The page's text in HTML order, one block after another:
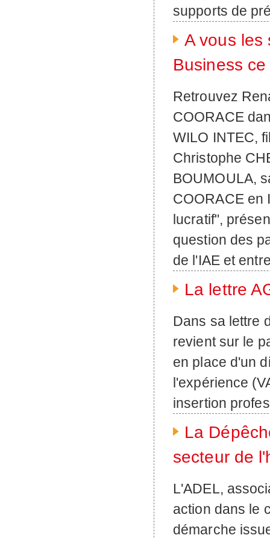
supports de
A vous les
Business
Retrouvez
COORACE
WILO INTEC,
Christophe
BOUMOULA,
COORACE en
lucratif",
question des
de l'IAE et
La lettre
Dans sa lettre
revient sur le
en place d'un
l'expérience
insertion
La
secteur de
L'ADEL,
action dans le
démarche